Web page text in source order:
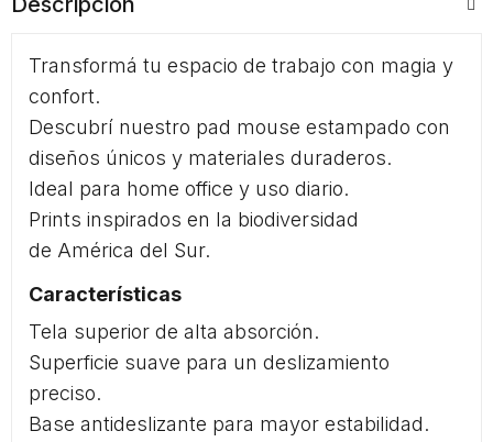
Transformá tu espacio de trabajo con magia y
confort.
Descubrí nuestro pad mouse estampado con
diseños únicos y materiales duraderos.
Ideal para home office y uso diario.
Prints inspirados en la biodiversidad
de América del Sur.
Características
Tela superior de alta absorción.
Superficie suave para un deslizamiento
preciso.
Base antideslizante para mayor estabilidad.